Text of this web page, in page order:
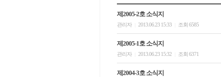
제2005-2호 소식지
관리자 2013.06.23 15:33 조회 6585
제2005-1호 소식지
관리자 2013.06.23 15:32 조회 6371
제2004-3호 소식지